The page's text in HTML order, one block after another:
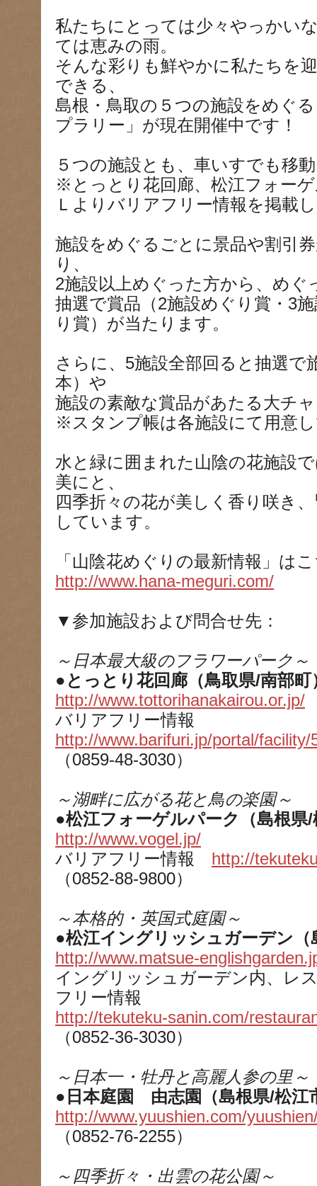
私たちにとっては少々やっかい
ては恵みの雨。
そんな彩りも鮮やかに私たちを
できる、
島根・鳥取の５つの施設をめぐ
プラリー」が現在開催中です！
５つの施設とも、車いすでも移
※とっとり花回廊、松江フォー
Ｌよりバリアフリー情報を掲載
施設をめぐるごとに景品や割引
り、
2施設以上めぐった方から、めぐ
抽選で賞品（2施設めぐり賞・3
り賞）が当たります。
さらに、5施設全部回ると抽選で
本）や
施設の素敵な賞品があたる大チ
※スタンプ帳は各施設にて用意
水と緑に囲まれた山陰の花施設
美にと、
四季折々の花が美しく香り咲き
しています。
「山陰花めぐりの最新情報」は
http://www.hana-meguri.com/
▼参加施設および問合せ先：
～日本最大級のフラワーパーク～
●とっとり花回廊（鳥取県/南部町
http://www.tottorihanakairou.or.jp/
バリアフリー情報
http://www.barifuri.jp/portal/facility/
（0859-48-3030）
～湖畔に広がる花と鳥の楽園～
●松江フォーゲルパーク（島根県/
http://www.vogel.jp/
バリアフリー情報 http://
（0852-88-9800）
～本格的・英国式庭園～
●松江イングリッシュガーデン（
http://www.matsue-
イングリッシュガーデン内、レ
フリー情報
http://tekuteku-sanin.com/
（0852-36-3030）
～日本一・牡丹と高麗人参の里～
●日本庭園 由志園（島根県/松江
http://www.yuushien.com/
（0852-76-2255）
～四季折々・出雲の花公園～